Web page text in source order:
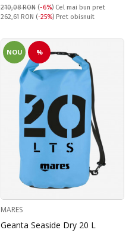
210,08 RON (-6%) Cel mai bun pret
Pret obisnuit:
262,61 RON (-25%) Pret obisnuit
NOU %
MARES
Geanta Seaside Dry 20 L